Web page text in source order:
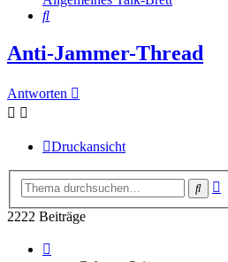
Suche
Anti-Jammer-Thread
Antworten
Druckansicht
Suche
2222 Beiträge